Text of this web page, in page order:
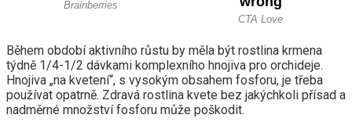
Během období aktivního růstu by měla být rostlina krmena
týdně 1/4-1/2 dávkami komplexního hnojiva pro orchideje.
Hnojiva „na kvetení“, s vysokým obsahem fosforu, je třeba
používat opatrně. Zdravá rostlina kvete bez jakýchkoli přísad a
nadměrné množství fosforu může poškodit.